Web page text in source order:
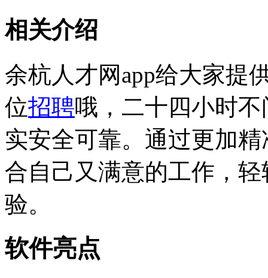
相关介绍
余杭人才网app给大家提
位招聘哦，二十四小时
实安全可靠。通过更加精
合自己又满意的工作，
验。
软件亮点